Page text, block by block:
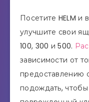
Посетите HELM и
улучшите свои
100, 300 и 500.
зависимости от
предоставлению
подождать,